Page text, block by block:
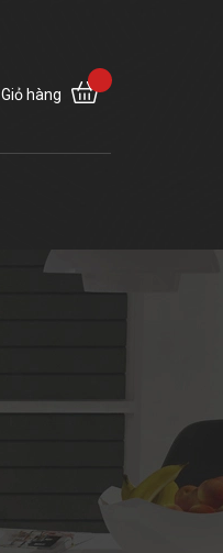
Giỏ hàng